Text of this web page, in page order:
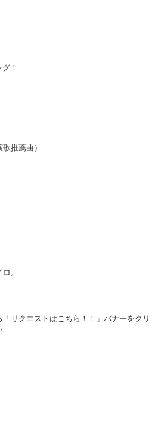
！
薦曲）
乱Q
ゆき
。
リクエストはこちら！！」バナーをクリ